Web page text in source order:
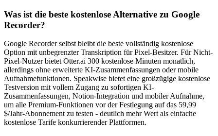
Was ist die beste kostenlose Alternative zu Google
Recorder?
Google Recorder selbst bleibt die beste vollständig kostenlose
Option mit unbegrenzter Transkription für Pixel-Besitzer. Für Nicht-
Pixel-Nutzer bietet Otter.ai 300 kostenlose Minuten monatlich,
allerdings ohne erweiterte KI-Zusammenfassungen oder mobile
Aufnahmefunktionen. Speakwise bietet eine großzügige kostenlose
Testversion mit vollem Zugang zu sofortigen KI-
Zusammenfassungen, Notion-Integration und mobiler Aufnahme,
um alle Premium-Funktionen vor der Festlegung auf das 59,99
$/Jahr-Abonnement zu testen - deutlich mehr Wert als einfache
kostenlose Tarife konkurrierender Plattformen.